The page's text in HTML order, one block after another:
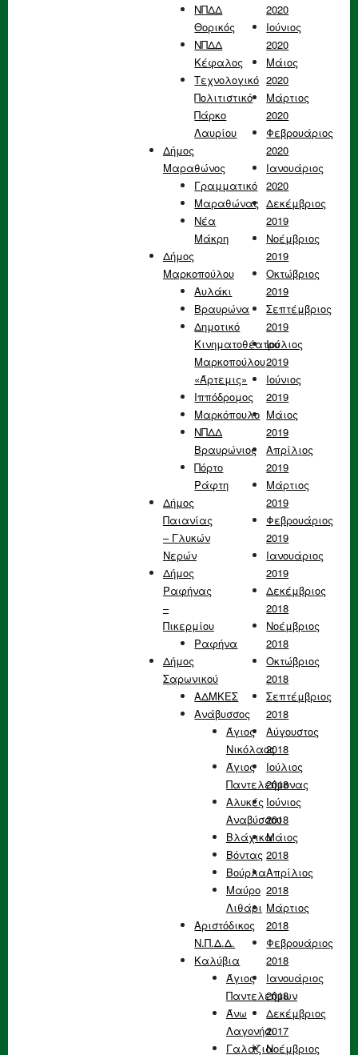
ΝΠΔΔ
Θορικός
ΝΠΔΔ
Κέφαλος
Τεχνολογικό
Πολιτιστικό
Πάρκο
Λαυρίου
Δήμος
Μαραθώνος
Γραμματικό
Μαραθώνας
Νέα
Μάκρη
Δήμος
Μαρκοπούλου
Αυλάκι
Βραυρώνα
Δημοτικό
Κινηματοθέατρο
Μαρκοπούλου
«Άρτεμις»
Ιππόδρομος
Μαρκόπουλο
ΝΠΔΔ
Βραυρώνιος
Πόρτο
Ράφτη
Δήμος
Παιανίας
– Γλυκών
Νερών
Δήμος
Ραφήνας
–
Πικερμίου
Ραφήνα
Δήμος
Σαρωνικού
ΑΔΜΚΕΣ
Ανάβυσσος
Άγιος
Νικόλαος
Άγιος
Παντελεήμονας
Αλυκές
Αναβύσσου
Βλάχικα
Βόντας
Βούρλα
Μαύρο
Λιθάρι
Αριστόδικος
Ν.Π.Δ.Δ.
Καλύβια
Άγιος
Παντελεήμων
Άνω
Λαγονήσι
Γαλάζια
2020
Ιούνιος
2020
Μάιος
2020
Μάρτιος
2020
Φεβρουάριος
2020
Ιανουάριος
2020
Δεκέμβριος
2019
Νοέμβριος
2019
Οκτώβριος
2019
Σεπτέμβριος
2019
Ιούλιος
2019
Ιούνιος
2019
Μάιος
2019
Απρίλιος
2019
Μάρτιος
2019
Φεβρουάριος
2019
Ιανουάριος
2019
Δεκέμβριος
2018
Νοέμβριος
2018
Οκτώβριος
2018
Σεπτέμβριος
2018
Αύγουστος
2018
Ιούλιος
2018
Ιούνιος
2018
Μάιος
2018
Απρίλιος
2018
Μάρτιος
2018
Φεβρουάριος
2018
Ιανουάριος
2018
Δεκέμβριος
2017
Νοέμβριος